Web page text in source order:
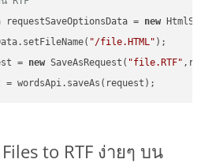
requestSaveOptionsData = new
"/file.HTML" );
= new SaveAsRequest( "file.RTF"
to RTF ง่ายๆ บน